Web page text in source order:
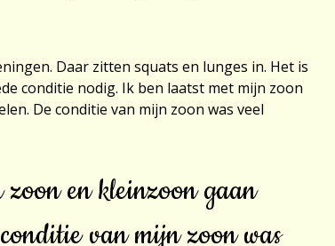
Daar zitten squats en lunges in. Het is
conditie nodig. Ik ben laatst met mijn zoon
De conditie van mijn zoon was veel
en kleinzoon gaan
van mijn zoon was